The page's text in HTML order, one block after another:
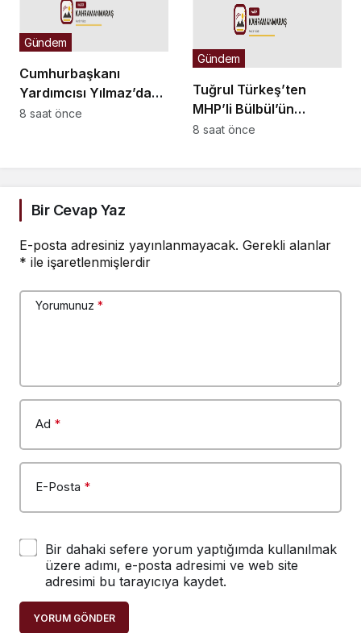
boyuta geçeceğiz
Cumhurbaşkanı
Yardımcısı Yılmaz’dan
Demirtaş açıklaması:
Gündem
8 saat önce
Tuğrul Türkeş’ten
MHP’li Bülbül’ün
Ayyüce Türkeş Taş’a
Gündem
8 saat önce
Bir Cevap Yaz
E-posta adresiniz yayınlanmayacak. Gerekli alanlar
* ile işaretlenmişlerdir
Yorumunuz *
Ad *
E-Posta *
Bir dahaki sefere yorum yaptığımda kullanılmak
üzere adımı, e-posta adresimi ve web site
adresimi bu tarayıcıya kaydet.
YORUM GÖNDER